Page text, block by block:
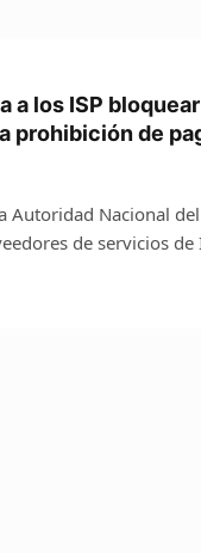
a los ISP
prohibición de
Autoridad Nacional
de servicios